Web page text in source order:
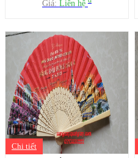
Giá: Liên hệ
Chi tiết